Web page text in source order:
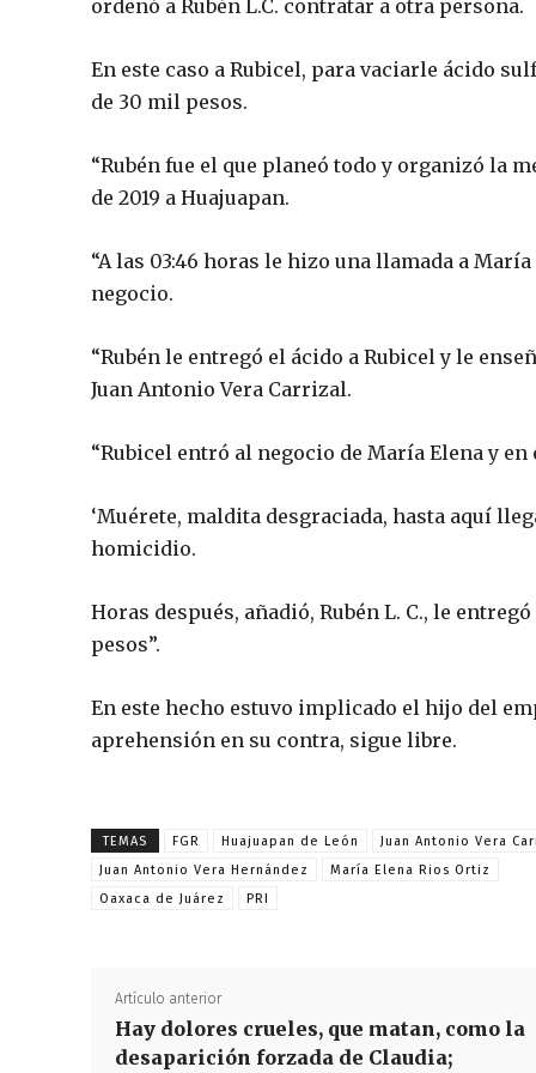
ordenó a Rubén L.C. contratar a otra persona.
En este caso a Rubicel, para vaciarle ácido
de 30 mil pesos.
“Rubén fue el que planeó todo y organizó la
de 2019 a Huajuapan.
“A las 03:46 horas le hizo una llamada a
negocio.
“Rubén le entregó el ácido a Rubicel y le
Juan Antonio Vera Carrizal.
“Rubicel entró al negocio de María Elena y
‘Muérete, maldita desgraciada, hasta aquí
homicidio.
Horas después, añadió, Rubén L. C., le
pesos”.
En este hecho estuvo implicado el hijo del
aprehensión en su contra, sigue libre.
TEMAS FGR Huajuapan de León
Juan Antonio Vera
Juan Antonio Vera Hernández
María Elena Rios Ortiz
Oaxaca de Juárez
PRI
Artículo anterior
Hay dolores crueles, que matan, como la
desaparición forzada de Claudia;